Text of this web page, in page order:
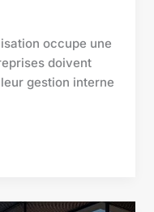
occupe une
doivent
gestion interne